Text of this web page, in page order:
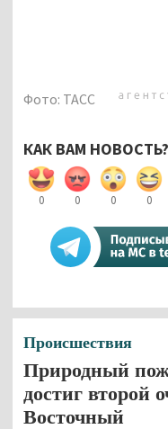
Фото: ТАСС
КАК ВАМ НОВОСТЬ?
0 0 0 0
Происшествия
Природный
достиг второй
Восточный